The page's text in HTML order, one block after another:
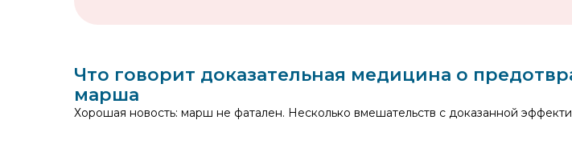
Что говорит доказательная медицина о
марша
Хорошая новость: марш не фатален. Несколько вмешательств с доказанной